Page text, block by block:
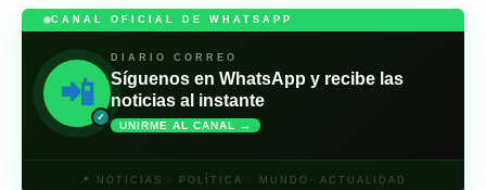
CANAL OFICIAL DE WHATSAPP
📲
✓
DIARIO CORREO
Síguenos en WhatsApp y recibe las
noticias al instante
UNIRME AL CANAL →
📍 NOTICIAS · POLÍTICA · MUNDO· ACTUALIDAD